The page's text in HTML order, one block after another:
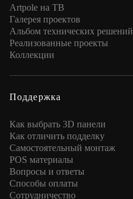
Artpole на ТВ
Галерея проектов
Альбом технических решений
Реализованные проекты
Коллекции
Поддержка
Как выбрать 3D панели
Как отличить подделку
Самостоятельный монтаж
POS материалы
Вопросы и ответы
Способы оплаты
Сотрудничество